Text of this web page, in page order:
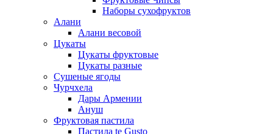
Наборы сухофруктов
Алани
Алани весовой
Цукаты
Цукаты фруктовые
Цукаты разные
Сушеные ягоды
Чурчхела
Дары Армении
Ануш
Фруктовая пастила
Пастила te Gusto